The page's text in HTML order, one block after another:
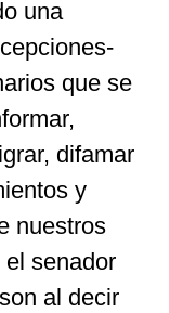
una
que se
difamar
y
nuestros
el senador
al decir